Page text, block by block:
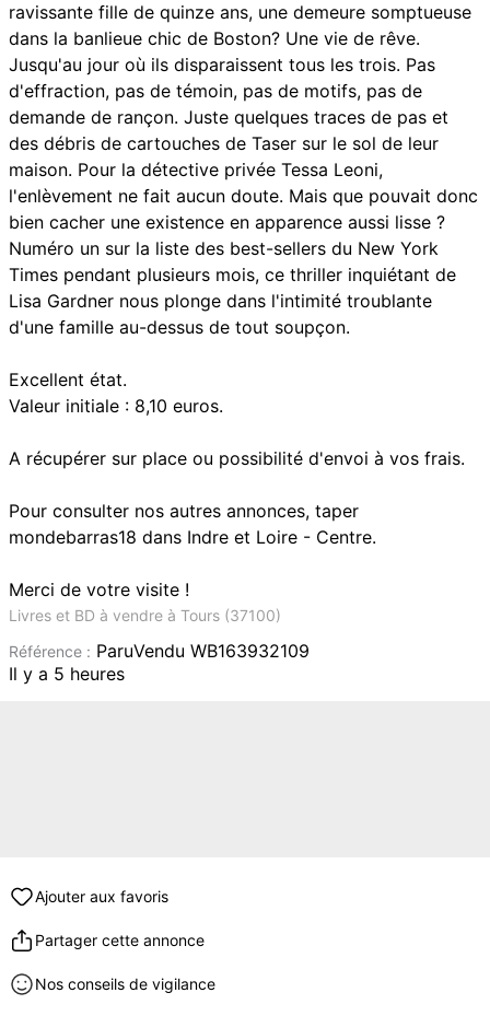
ravissante fille de quinze ans, une demeure somptueuse
dans la banlieue chic de Boston? Une vie de rêve.
Jusqu'au jour où ils disparaissent tous les trois. Pas
d'effraction, pas de témoin, pas de motifs, pas de
demande de rançon. Juste quelques traces de pas et
des débris de cartouches de Taser sur le sol de leur
maison. Pour la détective privée Tessa Leoni,
l'enlèvement ne fait aucun doute. Mais que pouvait donc
bien cacher une existence en apparence aussi lisse ?
Numéro un sur la liste des best-sellers du New York
Times pendant plusieurs mois, ce thriller inquiétant de
Lisa Gardner nous plonge dans l'intimité troublante
d'une famille au-dessus de tout soupçon.
Excellent état.
Valeur initiale : 8,10 euros.
A récupérer sur place ou possibilité d'envoi à vos frais.
Pour consulter nos autres annonces, taper
mondebarras18 dans Indre et Loire - Centre.
Merci de votre visite !
Livres et BD à vendre à Tours (37100)
Référence : ParuVendu WB163932109
Il y a 5 heures
Ajouter aux favoris
Partager cette annonce
Nos conseils de vigilance